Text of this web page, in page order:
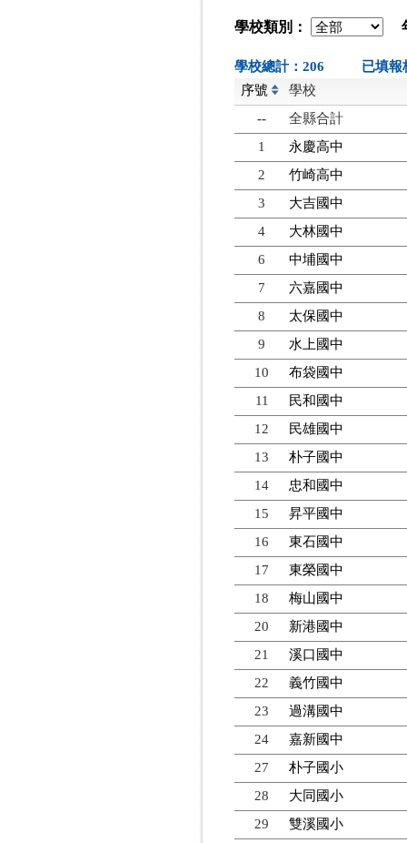
學校類別：
學校總計：206
已填報
序號
學校
--
全縣合計
1
永慶高中
2
竹崎高中
3
大吉國中
4
大林國中
6
中埔國中
7
六嘉國中
8
太保國中
9
水上國中
10
布袋國中
11
民和國中
12
民雄國中
13
朴子國中
14
忠和國中
15
昇平國中
16
東石國中
17
東榮國中
18
梅山國中
20
新港國中
21
溪口國中
22
義竹國中
23
過溝國中
24
嘉新國中
27
朴子國小
28
大同國小
29
雙溪國小